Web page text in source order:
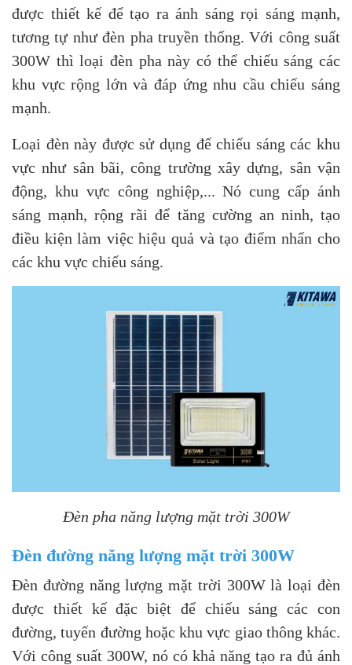
được thiết kế để tạo ra ánh sáng rọi sáng mạnh,
tương tự như đèn pha truyền thống. Với công suất
300W thì loại đèn pha này có thể chiếu sáng các
khu vực rộng lớn và đáp ứng nhu cầu chiếu sáng
mạnh.
Loại đèn này được sử dụng để chiếu sáng các khu
vực như sân bãi, công trường xây dựng, sân vận
động, khu vực công nghiệp,... Nó cung cấp ánh
sáng mạnh, rộng rãi để tăng cường an ninh, tạo
điều kiện làm việc hiệu quả và tạo điểm nhấn cho
các khu vực chiếu sáng.
Đèn pha năng lượng mặt trời 300W
Đèn đường năng lượng mặt trời 300W
Đèn đường năng lượng mặt trời 300W là loại đèn
được thiết kế đặc biệt để chiếu sáng các con
đường, tuyến đường hoặc khu vực giao thông khác.
Với công suất 300W, nó có khả năng tạo ra đủ ánh